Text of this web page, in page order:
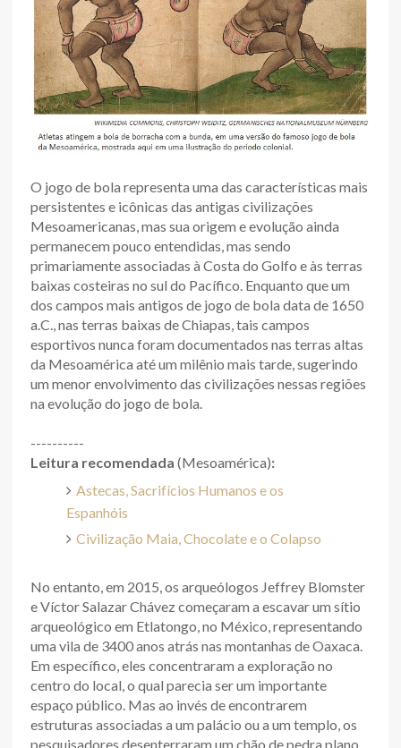
O jogo de bola representa uma das características mais
persistentes e icônicas das antigas civilizações
Mesoamericanas, mas sua origem e evolução ainda
permanecem pouco entendidas, mas sendo
primariamente associadas à Costa do Golfo e às terras
baixas costeiras no sul do Pacífico. Enquanto que um
dos campos mais antigos de jogo de bola data de 1650
a.C., nas terras baixas de Chiapas, tais campos
esportivos nunca foram documentados nas terras altas
da Mesoamérica até um milênio mais tarde, sugerindo
um menor envolvimento das civilizações nessas regiões
na evolução do jogo de bola.
----------
Leitura recomendada (Mesoamérica):
Astecas, Sacrifícios Humanos e os
Espanhóis
Civilização Maia, Chocolate e o Colapso
No entanto, em 2015, os arqueólogos Jeffrey Blomster
e Víctor Salazar Chávez começaram a escavar um sítio
arqueológico em Etlatongo, no México, representando
uma vila de 3400 anos atrás nas montanhas de Oaxaca.
Em específico, eles concentraram a exploração no
centro do local, o qual parecia ser um importante
espaço público. Mas ao invés de encontrarem
estruturas associadas a um palácio ou a um templo, os
pesquisadores desenterraram um chão de pedra plano